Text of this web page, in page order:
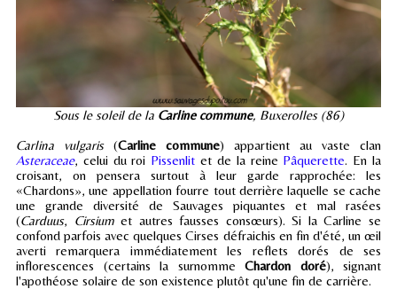
Sous le soleil de la Carline commune, Buxerolles (86)
Carlina vulgaris(Carline commune) appartient au vaste clan
Asteraceae, celui du roi Pissenlit et de la reine Pâquerette. En la
croisant, on pensera surtout à leur garde rapprochée: les
«Chardons», une appellation fourre tout derrière laquelle se cache
une grande diversité de Sauvages piquantes et mal rasées
(Carduus, Cirsiumet autres fausses consœurs). Si la Carline se
confond parfois avec quelques Cirses défraichis en fin d'été, un œil
averti remarquera immédiatement les reflets dorés de ses
inflorescences (certains la surnomme Chardon doré), signant
l'apothéose solaire de son existence plutôt qu'une fin de carrière.